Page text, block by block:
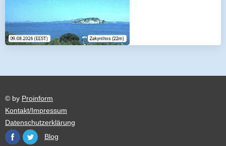
© by Proinform
Kontakt/Impressum
Datenschutzerklärung
Blog